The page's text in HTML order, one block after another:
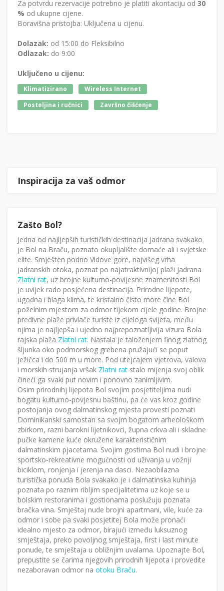
Za potvrdu rezervacije potrebno je platiti akontaciju od 30
% od ukupne cijene.
Boravišna pristojba: Uključena u cijenu.
Dolazak: od 15:00 do Fleksibilno
Odlazak: do 9:00
Uključeno u cijenu:
Klimatizirano
Wireless Internet
Posteljina i ručnici
Završno čišćenje
Inspiracija za vaš odmor
Zašto Bol?
Jedna od najljepših turističkih destinacija Jadrana svakako
je Bol na Braču, poznato okupljalište domaće ali i svjetske
elite. Smješten podno Vidove gore, najvišeg vrha
jadranskih otoka, poznat po najatraktivnijoj plaži Jadrana
Zlatni rat, uz brojne kulturno-povijesne znamenitosti Bol
je uvijek rado posjećena destinacija. Prirodne lijepote,
ugodna i blaga klima, te kristalno čisto more čine Bol
poželnim mjestom za odmor tijekom cijele godine. Brojne
predivne plaže privlače turiste iz cijeloga svijeta, među
njima je najljepša i ujedno najprepoznatljivija vizura Bola
rajska plaža Zlatni rat. Nastala je taloženjem finog zlatnog
šljunka oko podmorskog grebena pružajući se poput
ježičca i do 500 m u more. Pod utejcajem vjetrova, valova
i morskih strujanja vršak Zlatni rat stalo mijenja svoj oblik
čineći ga svaki put novim i ponovno zanimljivim.
Osim prirodnihj lijepota Bol svojim posjetiteljima nudi
bogatu kulturno-povjesnu baštinu, pa će vas kroz godine
postojanja ovog dalmatinskog mjesta provesti poznati
Dominikanski samostan sa svojm bogatom arheološkom
zbirkom, razni barokni lijetnikovci, župna crkva ali i skladne
pučke kamene kuće okružene karakterističnim
dalmatinskim pjacetama. Svojim gostima Bol nudi i brojne
sportsko-rekreativne mogućnosti od uživanja u vožnji
biciklom, ronjenja i jerenja na dasci. Nezaobilazna
turistička ponuda Bola svakako je i dalmatinska kuhinja
poznata po raznim ribljim specijalitetima uz koje se u
bolskim restoranima i gostionama poslužuju poznata
bračka vina. Smještaj nude brojni apartmani, vile, kuće za
odmor i sobe pa svaki posjetitej Bola može pronaći
idealno mjesto za odmor, birajući između luksuznog
smještaja, preko povoljnog smještaja, first i last minute
ponude, te smještaja u obližnjim uvalama. Upoznajte Bol,
prepustite se čarima njegovih prirodnih lijepota i provedite
nezaboravan odmor na otoku Braču.